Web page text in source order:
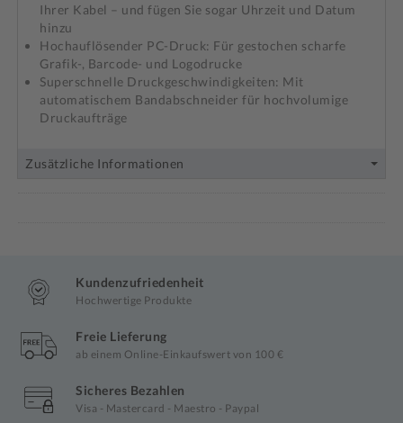
Ihrer Kabel – und fügen Sie sogar Uhrzeit und Datum
hinzu
Hochauflösender PC-Druck: Für gestochen scharfe
Grafik-, Barcode- und Logodrucke
Superschnelle Druckgeschwindigkeiten: Mit
automatischem Bandabschneider für hochvolumige
Druckaufträge
Zusätzliche Informationen
Kundenzufriedenheit
Hochwertige Produkte
Freie Lieferung
ab einem Online-Einkaufswert von 100 €
Sicheres Bezahlen
Visa - Mastercard - Maestro - Paypal